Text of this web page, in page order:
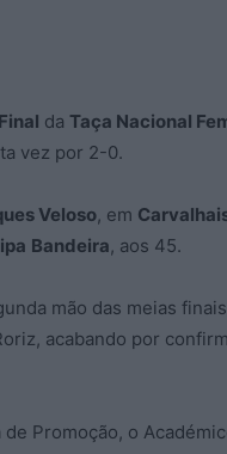
Final da Taça Nacional
vez por 2-0.
Veloso, em
Bandeira, aos 45.
mão das meias
acabando por
de Promoção, o